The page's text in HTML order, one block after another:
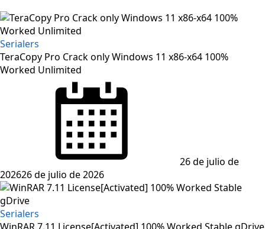
Serialers
TeraCopy Pro Crack only Windows 11 x86-x64 100%
Worked Unlimited
26 de julio de
202626 de julio de 2026
Serialers
WinRAR 7.11 License[Activated] 100% Worked Stable gDrive